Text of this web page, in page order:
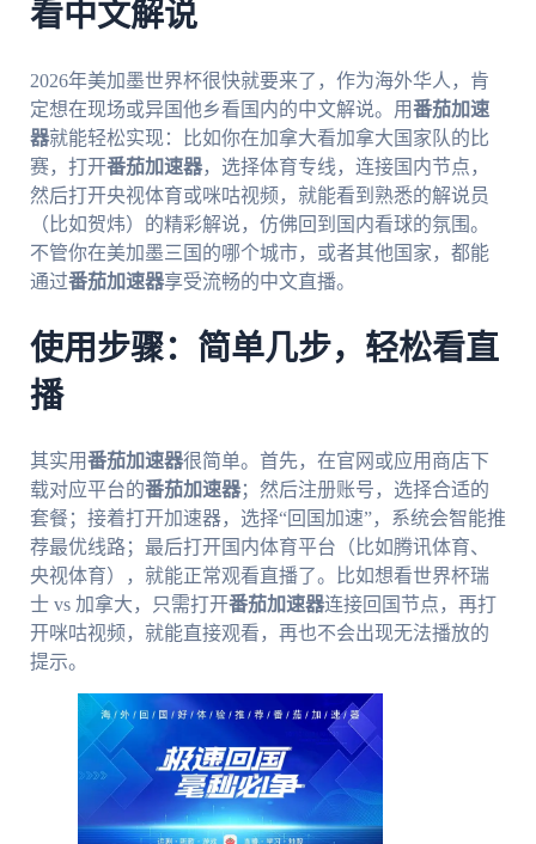
看中文解说
2026年美加墨世界杯很快就要来了，作为海外华人，肯
定想在现场或异国他乡看国内的中文解说。用番茄加速
器就能轻松实现：比如你在加拿大看加拿大国家队的比
赛，打开番茄加速器，选择体育专线，连接国内节点，
然后打开央视体育或咪咕视频，就能看到熟悉的解说员
（比如贺炜）的精彩解说，仿佛回到国内看球的氛围。
不管你在美加墨三国的哪个城市，或者其他国家，都能
通过番茄加速器享受流畅的中文直播。
使用步骤：简单几步，轻松看直
播
其实用番茄加速器很简单。首先，在官网或应用商店下
载对应平台的番茄加速器；然后注册账号，选择合适的
套餐；接着打开加速器，选择“回国加速”，系统会智能推
荐最优线路；最后打开国内体育平台（比如腾讯体育、
央视体育），就能正常观看直播了。比如想看世界杯瑞
士 vs 加拿大，只需打开番茄加速器连接回国节点，再打
开咪咕视频，就能直接观看，再也不会出现无法播放的
提示。